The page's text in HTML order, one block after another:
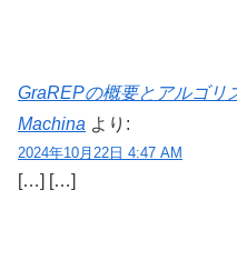
GraREPの概要とアルゴリ
Machina より:
2024年10月22日 4:47 AM
[…] […]